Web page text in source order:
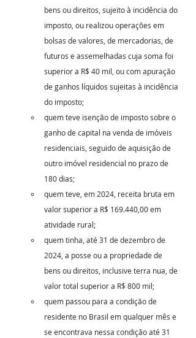
bens ou direitos, sujeito à incidência do
imposto, ou realizou operações em
bolsas de valores, de mercadorias, de
futuros e assemelhadas cuja soma foi
superior a R$ 40 mil, ou com apuração
de ganhos líquidos sujeitas à incidência
do imposto;
quem teve isenção de imposto sobre o
ganho de capital na venda de imóveis
residenciais, seguido de aquisição de
outro imóvel residencial no prazo de
180 dias;
quem teve, em 2024, receita bruta em
valor superior a R$ 169.440,00 em
atividade rural;
quem tinha, até 31 de dezembro de
2024, a posse ou a propriedade de
bens ou direitos, inclusive terra nua, de
valor total superior a R$ 800 mil;
quem passou para a condição de
residente no Brasil em qualquer mês e
se encontrava nessa condição até 31